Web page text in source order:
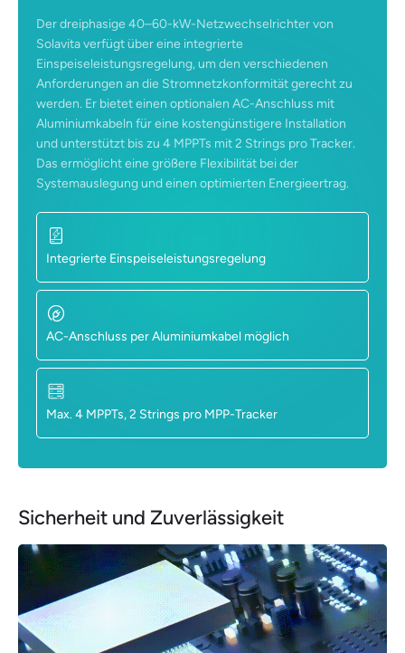
Der dreiphasige 40–60-kW-Netzwechselrichter von
Solavita verfügt über eine integrierte
Einspeiseleistungsregelung, um den verschiedenen
Anforderungen an die Stromnetzkonformität gerecht zu
werden. Er bietet einen optionalen AC-Anschluss mit
Aluminiumkabeln für eine kostengünstigere Installation
und unterstützt bis zu 4 MPPTs mit 2 Strings pro Tracker.
Das ermöglicht eine größere Flexibilität bei der
Systemauslegung und einen optimierten Energieertrag.
Integrierte Einspeiseleistungsregelung
AC-Anschluss per Aluminiumkabel möglich
Max. 4 MPPTs, 2 Strings pro MPP-Tracker
Sicherheit und Zuverlässigkeit